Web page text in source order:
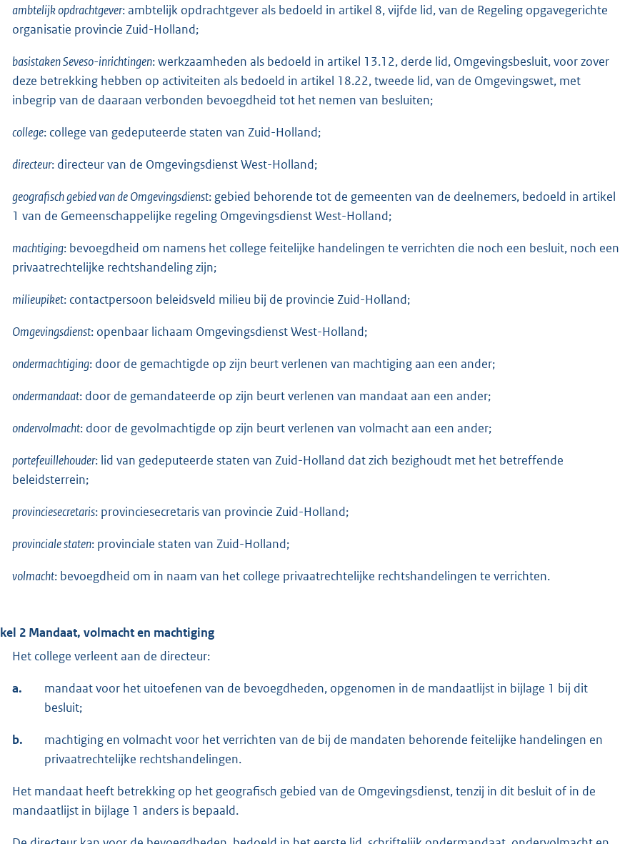
ambtelijk opdrachtgever: ambtelijk opdrachtgever als bedoeld in artikel 8, vijfde lid, van de Regeling opgavegerichte
organisatie provincie Zuid-Holland;
basistaken Seveso-inrichtingen: werkzaamheden als bedoeld in artikel 13.12, derde lid, Omgevingsbesluit, voor zover
deze betrekking hebben op activiteiten als bedoeld in artikel 18.22, tweede lid, van de Omgevingswet, met
inbegrip van de daaraan verbonden bevoegdheid tot het nemen van besluiten;
college: college van gedeputeerde staten van Zuid-Holland;
directeur: directeur van de Omgevingsdienst West-Holland;
geografisch gebied van de Omgevingsdienst: gebied behorende tot de gemeenten van de deelnemers, bedoeld in artikel
1 van de Gemeenschappelijke regeling Omgevingsdienst West-Holland;
machtiging: bevoegdheid om namens het college feitelijke handelingen te verrichten die noch een besluit, noch een
privaatrechtelijke rechtshandeling zijn;
milieupiket: contactpersoon beleidsveld milieu bij de provincie Zuid-Holland;
Omgevingsdienst: openbaar lichaam Omgevingsdienst West-Holland;
ondermachtiging: door de gemachtigde op zijn beurt verlenen van machtiging aan een ander;
ondermandaat: door de gemandateerde op zijn beurt verlenen van mandaat aan een ander;
ondervolmacht: door de gevolmachtigde op zijn beurt verlenen van volmacht aan een ander;
portefeuillehouder: lid van gedeputeerde staten van Zuid-Holland dat zich bezighoudt met het betreffende
beleidsterrein;
provinciesecretaris: provinciesecretaris van provincie Zuid-Holland;
provinciale staten: provinciale staten van Zuid-Holland;
volmacht: bevoegdheid om in naam van het college privaatrechtelijke rechtshandelingen te verrichten.
2 Mandaat, volmacht en machtiging
Het college verleent aan de directeur:
a.
mandaat voor het uitoefenen van de bevoegdheden, opgenomen in de mandaatlijst in bijlage 1 bij dit
besluit;
b.
machtiging en volmacht voor het verrichten van de bij de mandaten behorende feitelijke handelingen en
privaatrechtelijke rechtshandelingen.
Het mandaat heeft betrekking op het geografisch gebied van de Omgevingsdienst, tenzij in dit besluit of in de
mandaatlijst in bijlage 1 anders is bepaald.